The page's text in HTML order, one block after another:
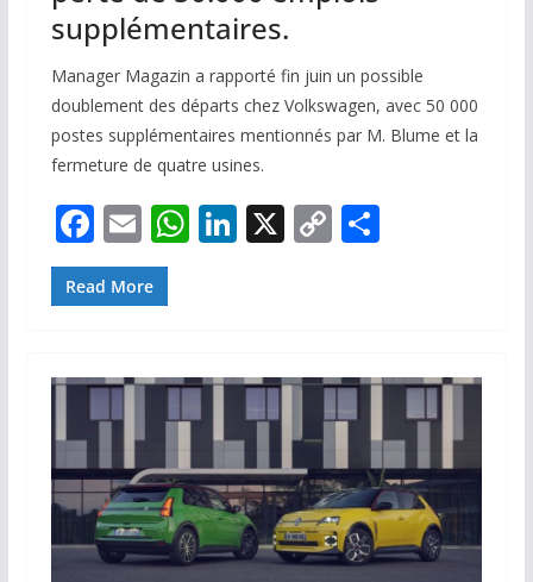
supplémentaires.
Manager Magazin a rapporté fin juin un possible
doublement des départs chez Volkswagen, avec 50 000
postes supplémentaires mentionnés par M. Blume et la
fermeture de quatre usines.
F
ac
e
o
o
E
m
ai
W
A
p
Li
dI
n
X C
Li
n
P
er
Read More